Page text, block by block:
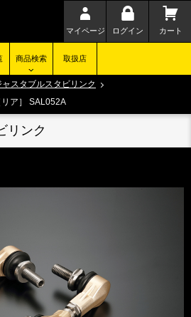
マイページ ログイン カート
商品検索 取扱店
ャスタブルスタビリンク
ア］ SAL052A
リンク